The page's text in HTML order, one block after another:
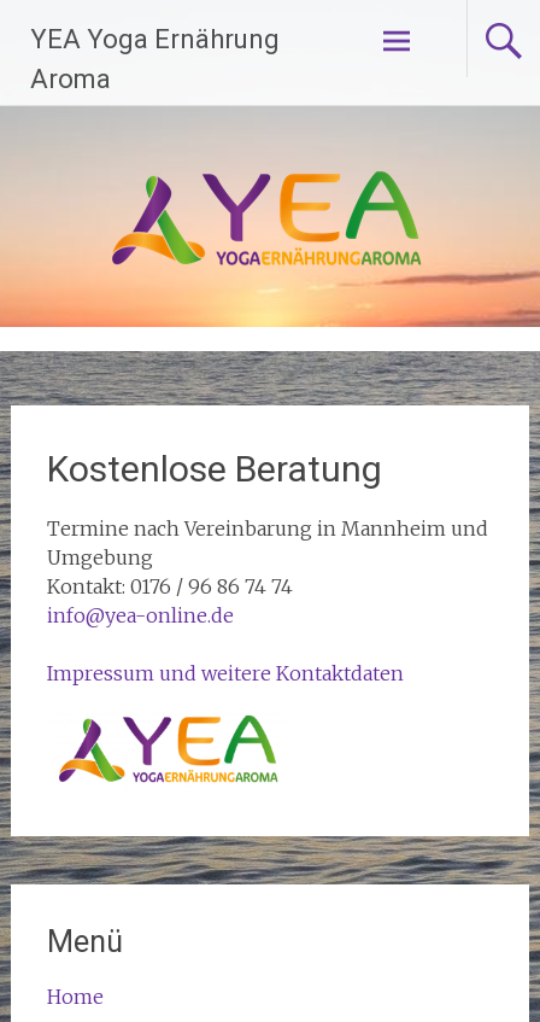
Inhalt
springen
YEA Yoga Ernährung
Aroma
Kostenlose Beratung
Termine nach Vereinbarung in Mannheim und
Umgebung
Kontakt: 0176 / 96 86 74 74
info@yea-online.de
Impressum und weitere Kontaktdaten
Menü
Home